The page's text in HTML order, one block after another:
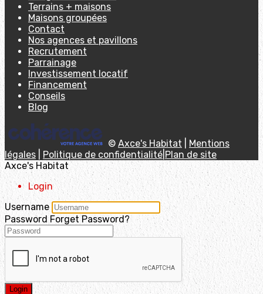
Terrains + maisons
Maisons groupées
Contact
Nos agences et pavillons
Recrutement
Parrainage
Investissement locatif
Financement
Conseils
Blog
© Axce's Habitat
Mentions
légales
Politique de confidentialité Plan de site
Axce's Habitat
Login
Username
Password Forget Password?
Login